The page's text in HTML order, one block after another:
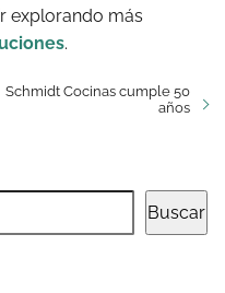
explorando más
.
Schmidt Cocinas cumple 50
años
Buscar